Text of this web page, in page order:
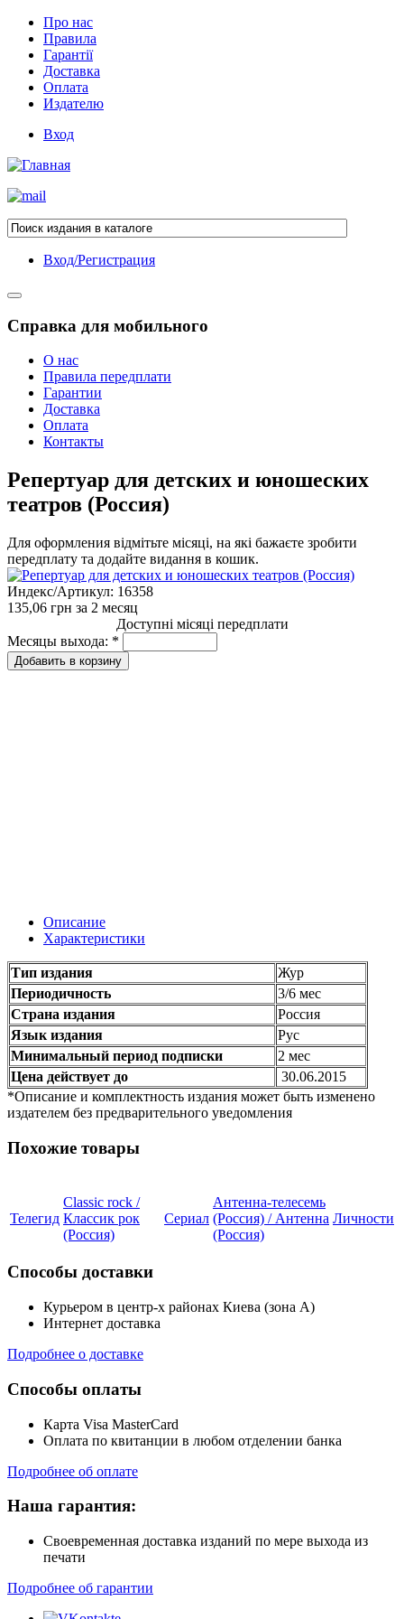
Про нас
Правила
Гарантії
Доставка
Оплата
Издателю
Вход
Вход/Регистрация
Справка для мобильного
О нас
Правила передплати
Гарантии
Доставка
Оплата
Контакты
Репертуар для детских и юношеских
театров (Россия)
Для оформления відмітьте місяці, на які бажаєте зробити
передплату та додайте видання в кошик.
Индекс/Артикул: 16358
135,06 грн за 2 месяц
Доступні місяці передплати
Месяцы выхода: *
Описание
Характеристики
Тип издания
Жур
Периодичность
3/6 мес
Страна издания
Россия
Язык издания
Рус
Минимальный период подписки
2 мес
Цена действует до
30.06.2015
*Описание и комплектность издания может быть изменено
издателем без предварительного уведомления
Похожие товары
Телегид
Classic rock /
Классик рок
(Россия)
Сериал
Антенна-телесемь
(Россия) / Антенна
(Россия)
Личности
Способы доставки
Курьером в центр-х районах Киева (зона А)
Интернет доставка
Подробнее о доставке
Способы оплаты
Карта Visa MasterCard
Оплата по квитанции в любом отделении банка
Подробнее об оплате
Наша гарантия:
Своевременная доставка изданий по мере выхода из
печати
Подробнее об гарантии